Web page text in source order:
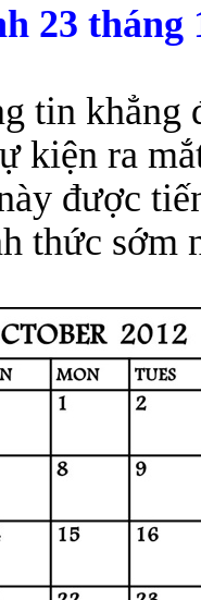
Bao da Samsung
Bao da iPhone
23 tháng
tin
kiện ra
được
thức sớm